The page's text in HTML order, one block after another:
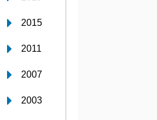
2015
2011
2007
2003